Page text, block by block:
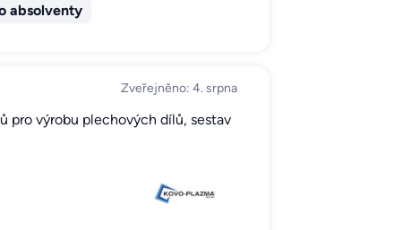
absolventy
Zveřejněno: 4. srpna
pro výrobu plechových dílů, sestav